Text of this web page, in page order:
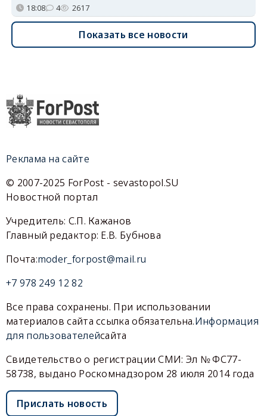
18:08 4 2617
Показать все новости
Реклама на сайте
© 2007-2025 ForPost - sevastopol.SU
Новостной портал
Учредитель: С.П. Кажанов
Главный редактор: Е.В. Бубнова
Почта:moder_forpost@mail.ru
+7 978 249 12 82
Все права сохранены. При использовании
материалов сайта ссылка обязательна.Информация
для пользователейсайта
Свидетельство о регистрации СМИ: Эл № ФС77-
58738, выдано Роскомнадзором 28 июля 2014 года
Прислать новость